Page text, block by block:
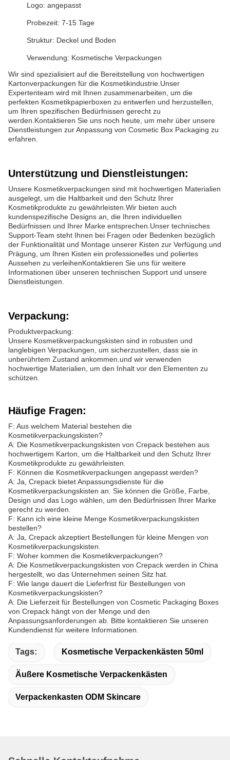
Logo: angepasst
Probezeit: 7-15 Tage
Struktur: Deckel und Boden
Verwendung: Kosmetische Verpackungen
Wir sind spezialisiert auf die Bereitstellung von hochwertigen
Kartonverpackungen für die Kosmetikindustrie.Unser
Expertenteam wird mit Ihnen zusammenarbeiten, um die
perfekten Kosmetikpapierboxen zu entwerfen und herzustellen,
um Ihren spezifischen Bedürfnissen gerecht zu
werden.Kontaktieren Sie uns noch heute, um mehr über unsere
Dienstleistungen zur Anpassung von Cosmetic Box Packaging zu
erfahren.
Unterstützung und Dienstleistungen:
Unsere Kosmetikverpackungen sind mit hochwertigen Materialien
ausgelegt, um die Haltbarkeit und den Schutz Ihrer
Kosmetikprodukte zu gewährleisten.Wir bieten auch
kundenspezifische Designs an, die Ihren individuellen
Bedürfnissen und Ihrer Marke entsprechen.Unser technisches
Support-Team steht Ihnen bei Fragen oder Bedenken bezüglich
der Funktionalität und Montage unserer Kisten zur Verfügung.und
Prägung, um Ihren Kisten ein professionelles und poliertes
Aussehen zu verleihenKontaktieren Sie uns für weitere
Informationen über unseren technischen Support und unsere
Dienstleistungen.
Verpackung:
Produktverpackung:
Unsere Kosmetikverpackungskisten sind in robusten und
langlebigen Verpackungen, um sicherzustellen, dass sie in
unberührtem Zustand ankommen.und wir verwenden
hochwertige Materialien, um den Inhalt vor den Elementen zu
schützen.
Häufige Fragen:
F: Aus welchem Material bestehen die
Kosmetikverpackungskisten?
A: Die Kosmetikverpackungskisten von Crepack bestehen aus
hochwertigem Karton, um die Haltbarkeit und den Schutz Ihrer
Kosmetikprodukte zu gewährleisten.
F: Können die Kosmetikverpackungen angepasst werden?
A: Ja, Crepack bietet Anpassungsdienste für die
Kosmetikverpackungskisten an. Sie können die Größe, Farbe,
Design und das Logo wählen, um den Bedürfnissen Ihrer Marke
gerecht zu werden.
F: Kann ich eine kleine Menge Kosmetikverpackungskisten
bestellen?
A: Ja, Crepack akzeptiert Bestellungen für kleine Mengen von
Kosmetikverpackungskisten.
F: Woher kommen die Kosmetikverpackungen?
A: Die Kosmetikverpackungskisten von Crepack werden in China
hergestellt, wo das Unternehmen seinen Sitz hat.
F: Wie lange dauert die Lieferfrist für Bestellungen von
Kosmetikverpackungskisten?
A: Die Lieferzeit für Bestellungen von Cosmetic Packaging Boxes
von Crepack hängt von der Menge und den
Anpassungsanforderungen ab. Bitte kontaktieren Sie unseren
Kundendienst für weitere Informationen.
Tags: Kosmetische Verpackenkästen 50ml
Äußere Kosmetische Verpackenkästen
Verpackenkasten ODM Skincare